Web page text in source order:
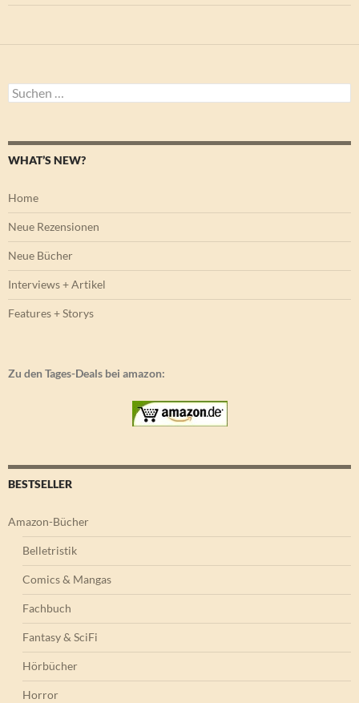
Suchen
nach:
WHAT’S NEW?
Home
Neue Rezensionen
Neue Bücher
Interviews + Artikel
Features + Storys
Zu den Tages-Deals bei amazon:
BESTSELLER
Amazon-Bücher
Belletristik
Comics & Mangas
Fachbuch
Fantasy & SciFi
Hörbücher
Horror